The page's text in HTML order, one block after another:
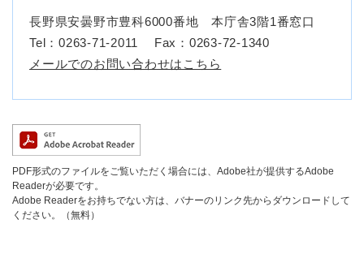
長野県安曇野市豊科6000番地 本庁舎3階1番窓口
Tel：0263-71-2011
Fax：0263-72-1340
メールでのお問い合わせはこちら
PDF形式のファイルをご覧いただく場合には、Adobe社が提供するAdobe
Readerが必要です。
Adobe Readerをお持ちでない方は、バナーのリンク先からダウンロードして
ください。（無料）